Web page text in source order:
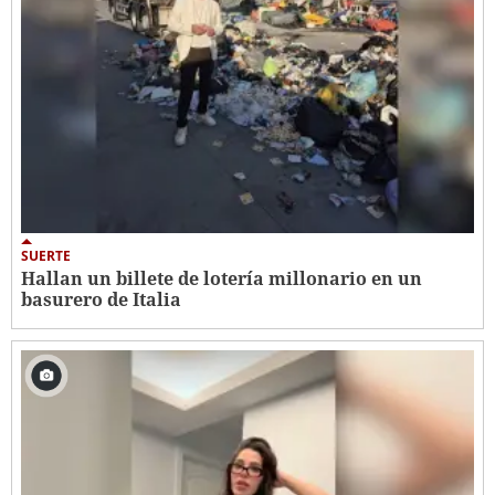
SUERTE
Hallan un billete de lotería millonario en un
basurero de Italia